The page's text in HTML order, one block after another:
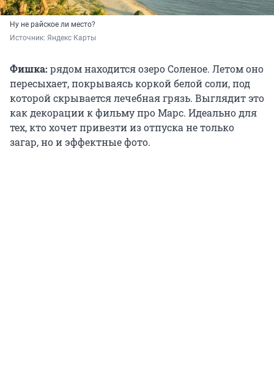
Ну не райское ли место?
Источник: Яндекс Карты
Фишка: рядом находится озеро Соленое. Летом оно
пересыхает, покрываясь коркой белой соли, под
которой скрывается лечебная грязь. Выглядит это
как декорации к фильму про Марс. Идеально для
тех, кто хочет привезти из отпуска не только
загар, но и эффектные фото.